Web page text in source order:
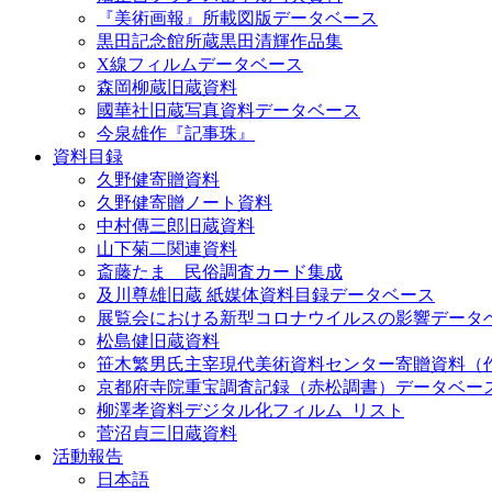
『美術画報』所載図版データベース
黒田記念館所蔵黒田清輝作品集
X線フィルムデータベース
森岡柳蔵旧蔵資料
國華社旧蔵写真資料データベース
今泉雄作『記事珠』
資料目録
久野健寄贈資料
久野健寄贈ノート資料
中村傳三郎旧蔵資料
山下菊二関連資料
斎藤たま 民俗調査カード集成
及川尊雄旧蔵 紙媒体資料目録データベース
展覧会における新型コロナウイルスの影響データ
松島健旧蔵資料
笹木繁男氏主宰現代美術資料センター寄贈資料（
京都府寺院重宝調査記録（赤松調書）データベー
柳澤孝資料デジタル化フィルム_リスト
菅沼貞三旧蔵資料
活動報告
日本語